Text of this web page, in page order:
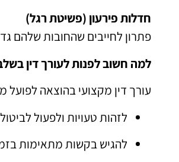
חדלות פירעון (פשיטת רגל)
פתרון לחייבים שהחובות שלהם
למה חשוב לפנות לעורך דין
עורך דין מקצועי בהוצאה
לזהות טעויות ולפעול
להגיש בקשות מתאימות